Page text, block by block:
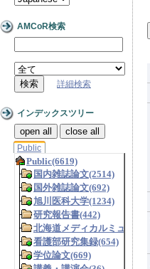
AMCoR検索
詳細検索
インデックスツリー
open all close all
Public